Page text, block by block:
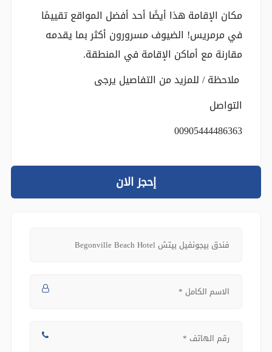
مكان الإقامة هذا أيضًا أحد أفضل المواقع تقييمًا
في مرمريس! الضيوف مسرورون أكثر بما يقدمه
مقارنة مع أماكن الإقامة في المنطقة.
ملاحظة / للمزيد من التفاصيل يرجى
التواصل
00905444486363
إحجز الان